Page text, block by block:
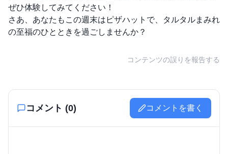
ぜひ体験してみてください！
さあ、あなたもこの週末はピザハットで、タルタルまみれ
の至福のひとときを過ごしませんか？
コンテンツの誤りを報告する
コメント (0) コメントを書く